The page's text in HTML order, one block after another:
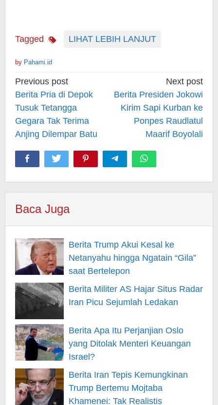
Tagged LIHAT LEBIH LANJUT
by Pahami.id
Post
navigation
Previous post
Berita Pria di Depok
Tusuk Tetangga
Gegara Tak Terima
Anjing Dilempar Batu
Next post
Berita Presiden Jokowi
Kirim Sapi Kurban ke
Ponpes Raudlatul
Maarif Boyolali
Baca Juga
Berita Trump Akui Kesal ke
Netanyahu hingga Ngatain “Gila”
saat Bertelepon
Berita Militer AS Hajar Situs Radar
Iran Picu Sejumlah Ledakan
Berita Apa Itu Perjanjian Oslo
yang Ditolak Menteri Keuangan
Israel?
Berita Iran Tepis Kemungkinan
Trump Bertemu Mojtaba
Khamenei: Tak Realistis